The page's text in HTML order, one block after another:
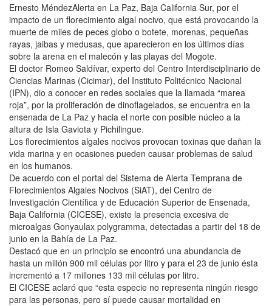
Ernesto MéndezAlerta en La Paz, Baja California Sur, por el
impacto de un florecimiento algal nocivo, que está provocando la
muerte de miles de peces globo o botete, morenas, pequeñas
rayas, jaibas y medusas, que aparecieron en los últimos días
sobre la arena en el malecón y las playas del Mogote.
El doctor Romeo Saldívar, experto del Centro Interdisciplinario de
Ciencias Marinas (Cicimar), del Instituto Politécnico Nacional
(IPN), dio a conocer en redes sociales que la llamada “marea
roja”, por la proliferación de dinoflagelados, se encuentra en la
ensenada de La Paz y hacia el norte con posible núcleo a la
altura de Isla Gaviota y Pichilingue.
Los florecimientos algales nocivos provocan toxinas que dañan la
vida marina y en ocasiones pueden causar problemas de salud
en los humanos.
De acuerdo con el portal del Sistema de Alerta Temprana de
Florecimientos Algales Nocivos (SiAT), del Centro de
Investigación Científica y de Educación Superior de Ensenada,
Baja California (CICESE), existe la presencia excesiva de
microalgas Gonyaulax polygramma, detectadas a partir del 18 de
junio en la Bahía de La Paz.
Destacó que en un principio se encontró una abundancia de
hasta un millón 900 mil células por litro y para el 23 de junio ésta
incrementó a 17 millones 133 mil células por litro.
El CICESE aclaró que “esta especie no representa ningún riesgo
para las personas, pero sí puede causar mortalidad en